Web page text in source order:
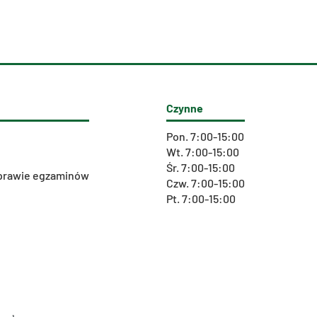
egzaminów
Czynne
Pon. 7:00-15:00
Wt. 7:00-15:00
Śr. 7:00-15:00
Czw. 7:00-15:00
Pt. 7:00-15:00